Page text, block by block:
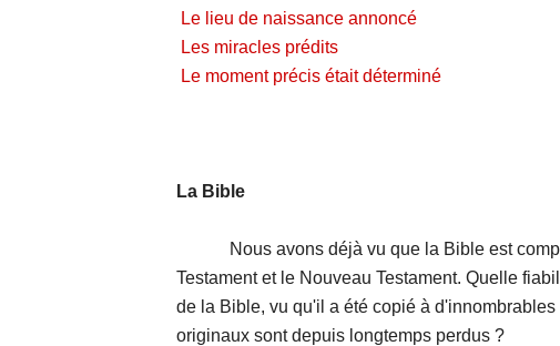
Le lieu de naissance annoncé
Les miracles prédits
Le moment précis était déterminé
La Bible
Nous avons déjà vu que la Bible est
Testament et le Nouveau Testament. Quelle
de la Bible, vu qu'il a été copié à
originaux sont depuis longtemps perdus ?